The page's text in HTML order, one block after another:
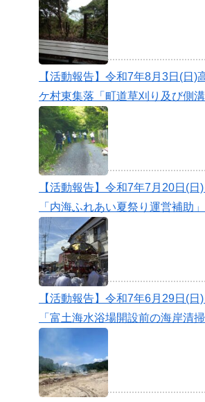
【活動報告】令和7年8月3日(日)
ケ村東集落「町道草刈り及び側
【活動報告】令和7年7月20日(
「内海ふれあい夏祭り運営補助
【活動報告】令和7年6月29日(
「富土海水浴場開設前の海岸清